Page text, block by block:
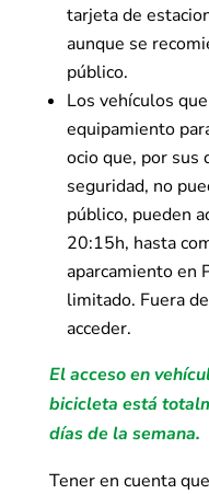
tarjeta de
aunque se
público.
Los vehículos
equipamiento
ocio que, por sus
seguridad, no
público, pueden
20:15h, hasta
aparcamiento en
limitado. Fuera
acceder.
El acceso en
bicicleta está
días de la semana.
Tener en cuenta